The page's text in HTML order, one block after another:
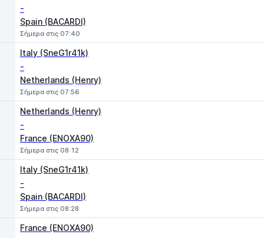
-
Spain (BACARDI)
Σήμερα στις 07:40
Italy (SneG1r41k)
-
Netherlands (Henry)
Σήμερα στις 07:56
Netherlands (Henry)
-
France (ENOXA90)
Σήμερα στις 08:12
Italy (SneG1r41k)
-
Spain (BACARDI)
Σήμερα στις 08:28
France (ENOXA90)